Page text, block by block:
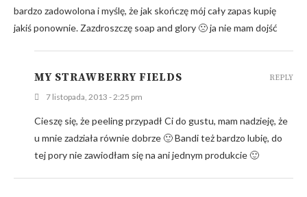
bardzo zadowolona i myślę, że jak skończę mój cały zapas kupię
jakiś ponownie. Zazdroszczę soap and glory 🙁 ja nie mam dojść
MY STRAWBERRY FIELDS
7 listopada, 2013 - 2:25 pm
Cieszę się, że peeling przypadł Ci do gustu, mam nadzieję, że
u mnie zadziała równie dobrze 🙂 Bandi też bardzo lubię, do
tej pory nie zawiodłam się na ani jednym produkcie 🙂
REPLY